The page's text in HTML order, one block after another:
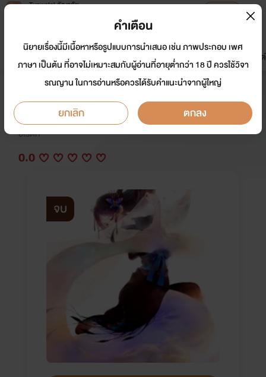
Tunwalai ธัญวลัย
หน้าแรก นิยาย อีบุ๊ก การ์ตูน
มาใหม่
ดรีมแชท ธัญลิสต์
ฮองเฮายอดคณิกา (End)
นักเขียน: ซันซายน์
อีโรติก
0.0
จบ
คำเตือน
นิยายเรื่องนี้มีเนื้อหาหรือรูปแบบการนำเสนอ เช่น ภาพประกอบ เพศ
ภาษา เป็นต้น ที่อาจไม่เหมาะสมกับผู้อ่านที่อายุต่ำกว่า 18 ปี ควรใช้วิจา
รณญาน ในการอ่านหรือควรได้รับคำแนะนำจากผู้ใหญ่
ยกเลิก ตกลง